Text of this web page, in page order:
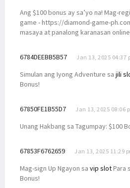
Ang $100 bonus ay sa’yo na! Mag-
game - https://diamond-game-
masaya at panalong karanasan
6784DEEBB5B57 Jan 13, 2025 04:37
Simulan ang Iyong Adventure sa jili
Bonus!
67850FE1B55D7 Jan 13, 2025 08:06
Unang Hakbang sa Tagumpay: $100
67853F6762659 Jan 13, 2025 11:29
Mag-sign Up Ngayon sa vip slotPara
Bonus!